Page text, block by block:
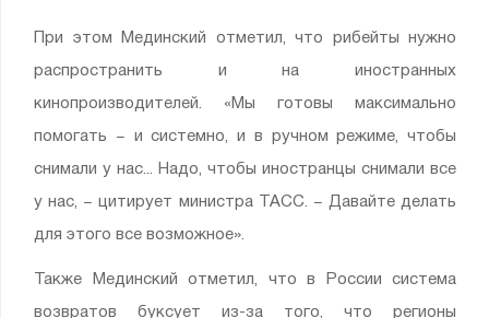
При этом Мединский отметил, что рибейты нужно
распространить и на иностранных
кинопроизводителей. «Мы готовы максимально
помогать − и системно, и в ручном режиме, чтобы
снимали у нас... Надо, чтобы иностранцы снимали все
у нас, − цитирует министра ТАСС. − Давайте делать
для этого все возможное».
Также Мединский отметил, что в России система
возвратов буксует из-за того, что регионы